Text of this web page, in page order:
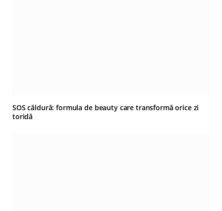
SOS căldură: formula de beauty care transformă orice zi
toridă